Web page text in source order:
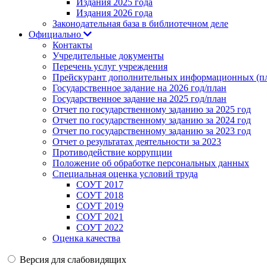
Издания 2025 года
Издания 2026 года
Законодательная база в библиотечном деле
Официально
Контакты
Учредительные документы
Перечень услуг учреждения
Прейскурант дополнительных информационных
Государственное задание на 2026 год/план
Государственное задание на 2025 год/план
Отчет по государственному заданию за 2025 год
Отчет по государственному заданию за 2024 год
Отчет по государственному заданию за 2023 год
Отчет о результатах деятельности за 2023
Противодействие коррупции
Положение об обработке персональных данных
Специальная оценка условий труда
СОУТ 2017
СОУТ 2018
СОУТ 2019
СОУТ 2021
СОУТ 2022
Оценка качества
Версия для слабовидящих